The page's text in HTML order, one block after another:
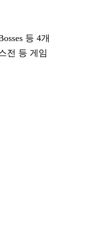
등 4개
전 등 게임